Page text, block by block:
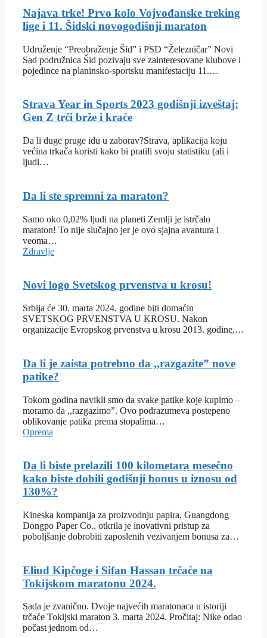
Najava trke! Prvo kolo Vojvođanske treking
lige i 11. Šidski novogodišnji maraton
Udruženje “Preobraženje Šid” i PSD “Železničar” Novi
Sad podružnica Šid pozivaju sve zainteresovane klubove i
pojedince na planinsko-sportsku manifestaciju 11.…
Strava Year in Sports 2023 godišnji izveštaj:
Gen Z trči brže i kraće
Da li duge pruge idu u zaborav?Strava, aplikacija koju
većina trkača koristi kako bi pratili svoju statistiku (ali i
ljudi…
Da li ste spremni za maraton?
Samo oko 0,02% ljudi na planeti Zemlji je istrčalo
maraton! To nije slučajno jer je ovo sjajna avantura i
veoma…
Zdravlje
Novi logo Svetskog prvenstva u krosu!
Srbija će 30. marta 2024. godine biti domaćin
SVETSKOG PRVENSTVA U KROSU. Nakon
organizacije Evropskog prvenstva u krosu 2013. godine,…
Da li je zaista potrebno da ,,razgazite” nove
patike?
Tokom godina navikli smo da svake patike koje kupimo –
moramo da ,,razgazimo”. Ovo podrazumeva postepeno
oblikovanje patika prema stopalima…
Oprema
Da li biste prelazili 100 kilometara mesečno
kako biste dobili godišnji bonus u iznosu od
130%?
Kineska kompanija za proizvodnju papira, Guangdong
Dongpo Paper Co., otkrila je inovativni pristup za
poboljšanje dobrobiti zaposlenih vezivanjem bonusa za…
Eliud Kipčoge i Sifan Hassan trčaće na
Tokijskom maratonu 2024.
Sada je zvanično. Dvoje najvećih maratonaca u istoriji
trčaće Tokijski maraton 3. marta 2024. Pročitaj: Nike odao
počast jednom od…